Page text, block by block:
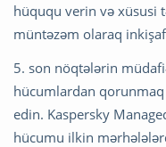
hüququ verin və xüsusi
müntəzəm olaraq
5. son nöqtələrin
hücumlardan
edin. Kaspersky
hücumu ilkin